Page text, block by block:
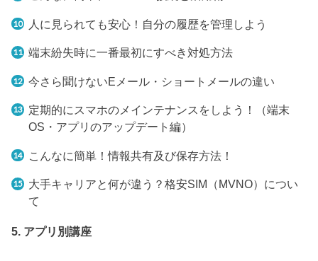
人に見られても安心！自分の履歴を管理しよう
端末紛失時に一番最初にすべき対処方法
今さら聞けないEメール・ショートメールの違い
定期的にスマホのメインテナンスをしよう！（端末
OS・アプリのアップデート編）
こんなに簡単！情報共有及び保存方法！
大手キャリアと何が違う？格安SIM（MVNO）につい
て
5. アプリ別講座